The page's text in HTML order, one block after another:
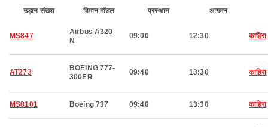
उड़ान संख्या विमान मॉडल प्रस्थान आगमन
MS847
Airbus A320
N
09:00 12:30 काहिरा
AT273
BOEING 777-
300ER
09:40 13:30 काहिरा
MS8101 Boeing 737 09:40 13:30 काहिरा